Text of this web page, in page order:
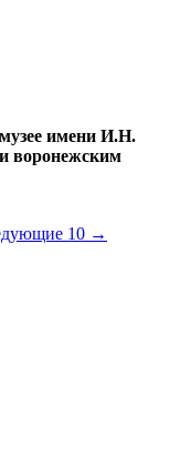
имени И.Н.
воронежским
10 →